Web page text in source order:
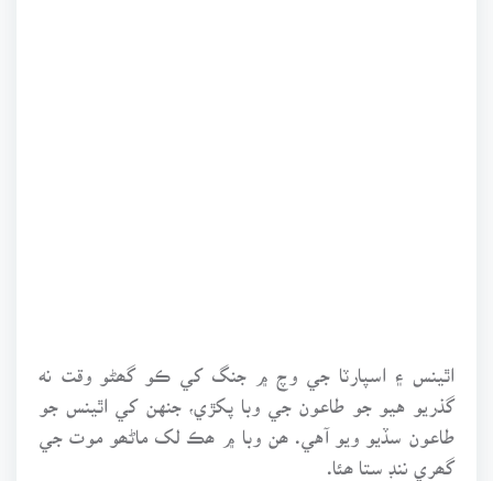
اٿينس ۽ اسپارٽا جي وچ ۾ جنگ کي ڪو گھڻو وقت نه
گذريو هيو جو طاعون جي وبا پکڙي، جنهن کي اٿينس جو
طاعون سڏيو ويو آهي. ھن وبا ۾ ھڪ لک ماڻھو موت جي
گھري ننڊ ستا ھئا.